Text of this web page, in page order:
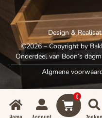
©2026 – Copyright by
Onderdeel van Boon’s
Design &
Algmene
0